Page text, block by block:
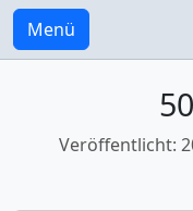
Menü
Veröffentlicht: